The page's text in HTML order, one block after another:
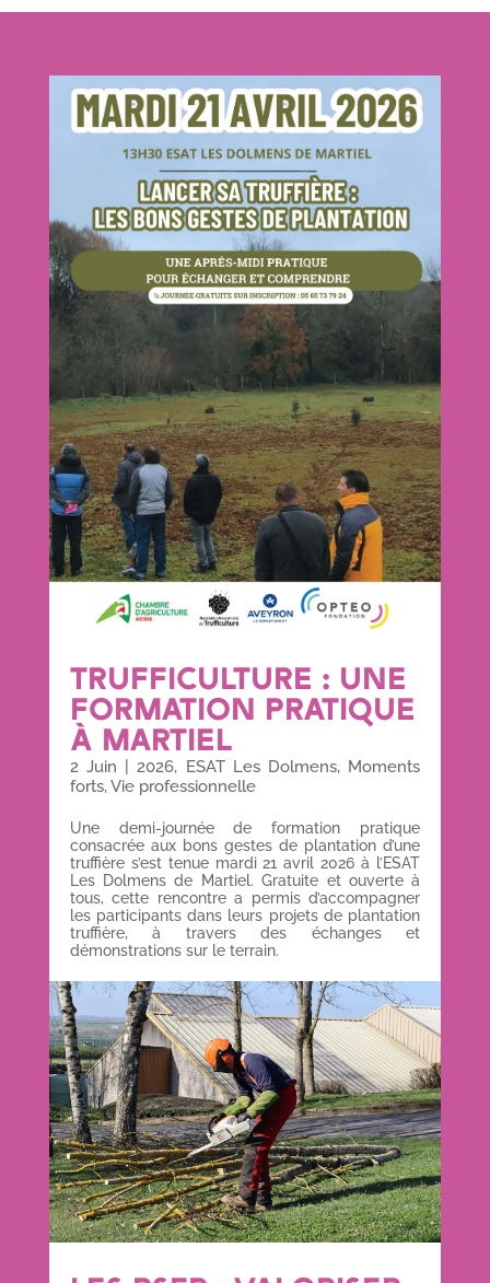
TRUFFICULTURE : UNE
FORMATION PRATIQUE
À MARTIEL
2 Juin |2026, ESAT Les Dolmens, Moments
forts,Vie professionnelle
Une demi-journée de formation pratique
consacrée aux bons gestes de plantation d’une
truffière s’est tenue mardi 21 avril 2026 à l’ESAT
Les Dolmens de Martiel. Gratuite et ouverte à
tous, cette rencontre a permis d’accompagner
les participants dans leurs projets de plantation
truffière, à travers des échanges et
démonstrations sur le terrain.